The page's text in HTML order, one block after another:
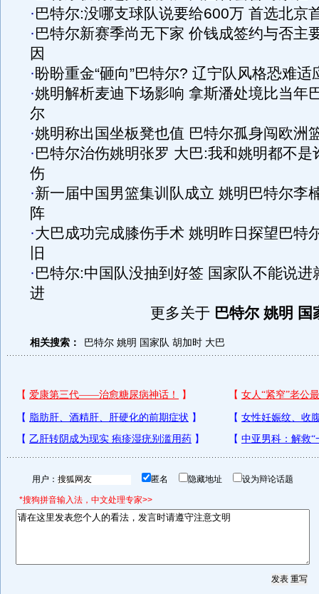
·巴特尔:没哪支球队说要给600万 首选北京
·巴特尔新赛季尚无下家 价钱成签约与否主
因
·盼盼重金“砸向”巴特尔? 辽宁队风格恐难适
·姚明解析麦迪下场影响 拿斯潘处境比当年
尔
·姚明称出国坐板凳也值 巴特尔孤身闯欧洲
·巴特尔治伤姚明张罗 大巴:我和姚明都不是
伤
·新一届中国男篮集训队成立 姚明巴特尔李
阵
·大巴成功完成膝伤手术 姚明昨日探望巴特
旧
·巴特尔:中国队没抽到好签 国家队不能说进
进
更多关于 巴特尔 姚明 国
相关搜索： 巴特尔 姚明 国家队 胡加时 大巴
用户： 匿名 隐藏地址 设为辩论话题
*搜狗拼音输入法，中文处理专家>>